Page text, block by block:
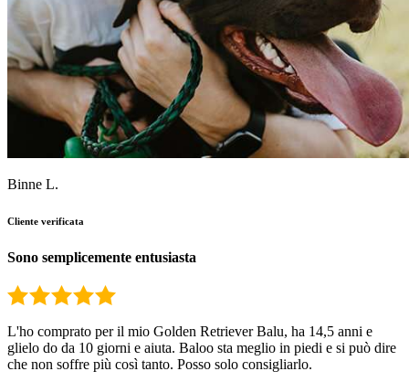
Binne L.
Cliente verificata
Sono semplicemente entusiasta
L'ho comprato per il mio Golden Retriever Balu, ha 14,5 anni e
glielo do da 10 giorni e aiuta. Baloo sta meglio in piedi e si può dire
che non soffre più così tanto. Posso solo consigliarlo.